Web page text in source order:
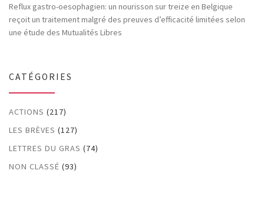
Reflux gastro-oesophagien: un nourisson sur treize en Belgique
reçoit un traitement malgré des preuves d’efficacité limitées selon
une étude des Mutualités Libres
CATÉGORIES
ACTIONS (217)
LES BRÈVES (127)
LETTRES DU GRAS (74)
NON CLASSÉ (93)